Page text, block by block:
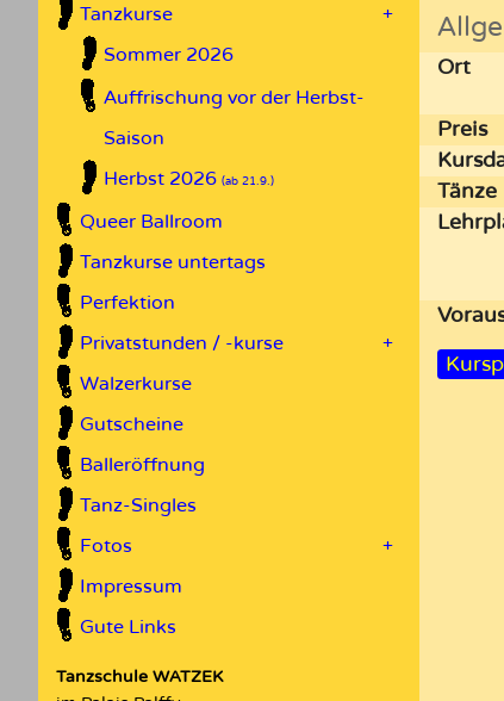
Tanzkurse
+
Sommer 2026
Auffrischung vor der Herbst-
Saison
Herbst 2026 (ab 21.9.)
Queer Ballroom
Tanzkurse untertags
Perfektion
Privatstunden / -kurse
+
Walzerkurse
Gutscheine
Balleröffnung
Tanz-Singles
Fotos
+
Impressum
Gute Links
Tanzschule WATZEK
Ort
Preis
Tänze